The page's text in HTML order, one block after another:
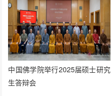
中国佛学院举行2025届硕士研究
生答辩会